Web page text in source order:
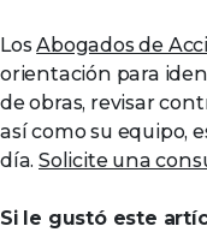
LosAbogados de
orientación para
de obras, revisar
así como su equipo,
día. Solicite una
Si le gustó este